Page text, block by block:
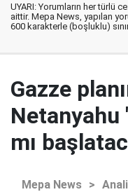
UYARI: Yorumların her türlü
aittir. Mepa News, yapılan
600 karakterle (boşluklu)
Gazze
Netanyahu
mı
Mepa News >